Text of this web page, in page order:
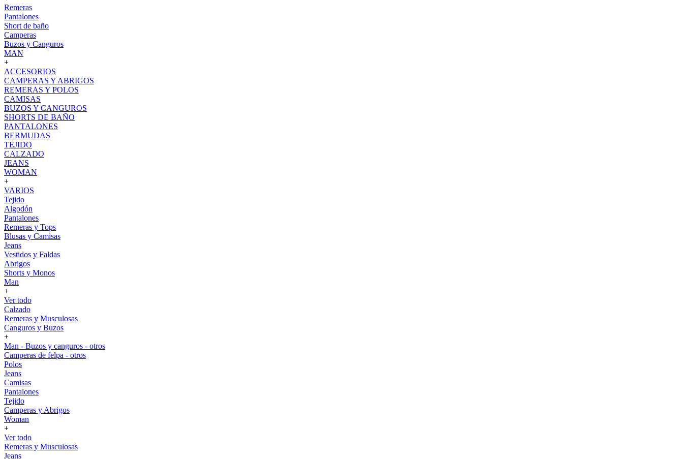
Remeras
Pantalones
Short de baño
Camperas
Buzos y Canguros
MAN
+
ACCESORIOS
CAMPERAS Y ABRIGOS
REMERAS Y POLOS
CAMISAS
BUZOS Y CANGUROS
SHORTS DE BAÑO
PANTALONES
BERMUDAS
TEJIDO
CALZADO
JEANS
WOMAN
+
VARIOS
Tejido
Algodón
Pantalones
Remeras y Tops
Blusas y Camisas
Jeans
Vestidos y Faldas
Abrigos
Shorts y Monos
Man
+
Ver todo
Calzado
Remeras y Musculosas
Canguros y Buzos
+
Man - Buzos y canguros - otros
Camperas de felpa - otros
Polos
Jeans
Camisas
Pantalones
Tejido
Camperas y Abrigos
Woman
+
Ver todo
Remeras y Musculosas
Jeans